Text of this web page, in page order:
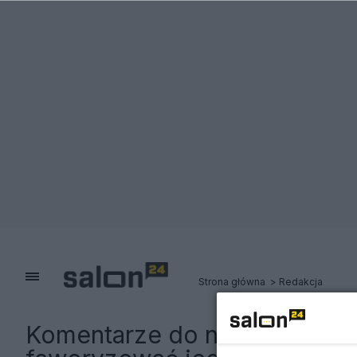
Strona główna Redakcja
Komentarze do notki:Poseł